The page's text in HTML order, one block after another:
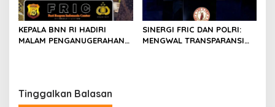
KEPALA BNN RI HADIRI
MALAM PENGANUGERAHAN
SINERGI FRIC DAN POLRI:
MENGWAL TRANSPARANSI
Tinggalkan Balasan